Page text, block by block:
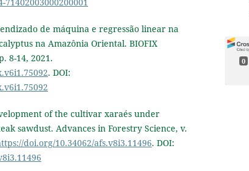
de máquina e regressão linear na
na Amazônia Oriental. BIOFIX
8-14, 2021.
. DOI:
of the cultivar xaraés under
sawdust. Advances in Forestry Science, v.
doi.org/10.34062/afs.v8i3.11496. DOI:
0